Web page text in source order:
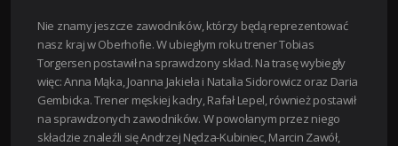
Nie znamy jeszcze zawodników, którzy będą reprezentować
nasz kraj w Oberhofie. W ubiegłym roku trener Tobias
Torgersen postawił na sprawdzony skład. Na trasę wybiegły
więc: Anna Mąka, Joanna Jakieła i Natalia Sidorowicz oraz Daria
Gembicka. Trener męskiej kadry, Rafał Lepel, również postawił
na sprawdzonych zawodników. W powołanym przez niego
składzie znaleźli się Andrzej Nędza-Kubiniec, Marcin Zawół,